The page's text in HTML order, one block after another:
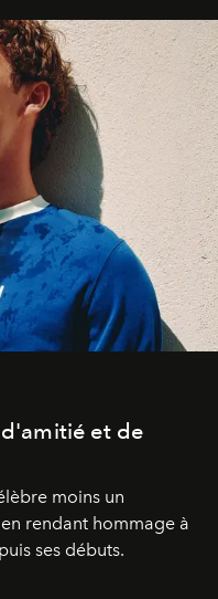
et de
moins un
rendant hommage à
ses débuts.